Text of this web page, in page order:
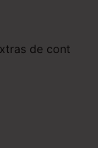
de cont